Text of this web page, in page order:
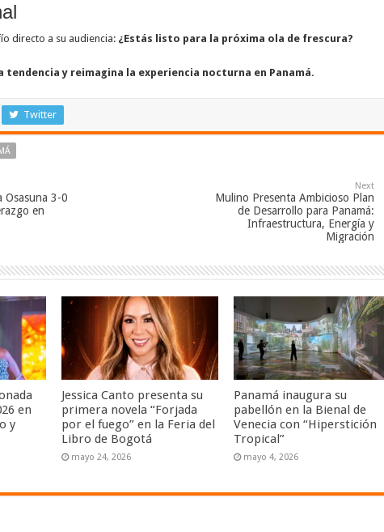
directo a su audiencia: ¿Estás listo para la próxima ola de frescura?
tendencia y reimagina la experiencia nocturna en Panamá.
Twitter
Osasuna 3-0
en
Next
Mulino Presenta Ambicioso Plan
de Desarrollo para Panamá:
Infraestructura, Energía y
Migración
en
y
Jessica Canto presenta su
primera novela “Forjada
por el fuego” en la Feria del
Libro de Bogotá
mayo 24, 2026
Panamá inaugura su
pabellón en la Bienal de
Venecia con “Hiperstición
Tropical”
mayo 4, 2026